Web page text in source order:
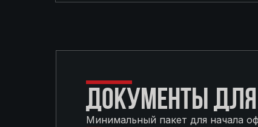
ДОКУМЕНТЫ ДЛЯ
Минимальный пакет для начала